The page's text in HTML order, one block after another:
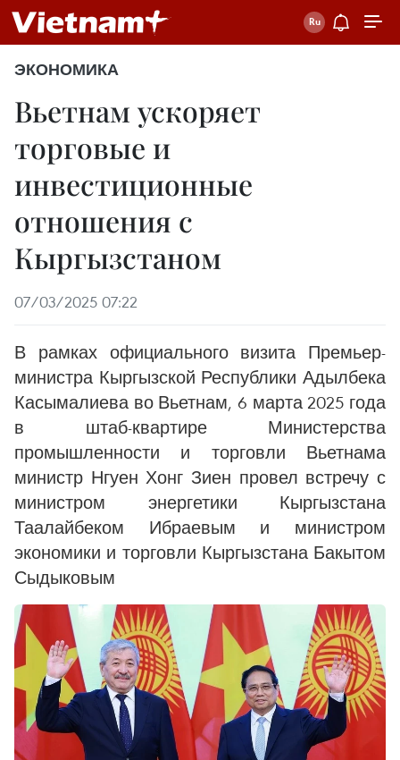
ЭКОНОМИКА
Вьетнам ускоряет
торговые и
инвестиционные
отношения с
Кыргызстаном
07/03/2025 07:22
В рамках официального визита Премьер-
министра Кыргызской Республики Адылбека
Касымалиева во Вьетнам, 6 марта 2025 года
в штаб-квартире Министерства
промышленности и торговли Вьетнама
министр Нгуен Хонг Зиен провел встречу с
министром энергетики Кыргызстана
Таалайбеком Ибраевым и министром
экономики и торговли Кыргызстана Бакытом
Сыдыковым